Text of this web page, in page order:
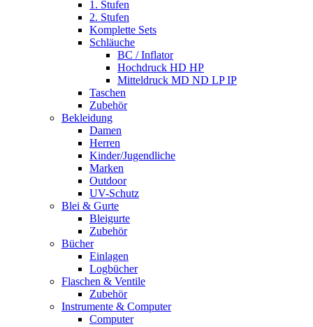
1. Stufen
2. Stufen
Komplette Sets
Schläuche
BC / Inflator
Hochdruck HD HP
Mitteldruck MD ND LP IP
Taschen
Zubehör
Bekleidung
Damen
Herren
Kinder/Jugendliche
Marken
Outdoor
UV-Schutz
Blei & Gurte
Bleigurte
Zubehör
Bücher
Einlagen
Logbücher
Flaschen & Ventile
Zubehör
Instrumente & Computer
Computer